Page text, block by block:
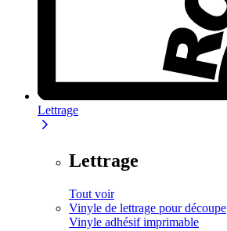
Lettrage
Lettrage
Tout voir
Vinyle de lettrage pour découpe
Vinyle adhésif imprimable